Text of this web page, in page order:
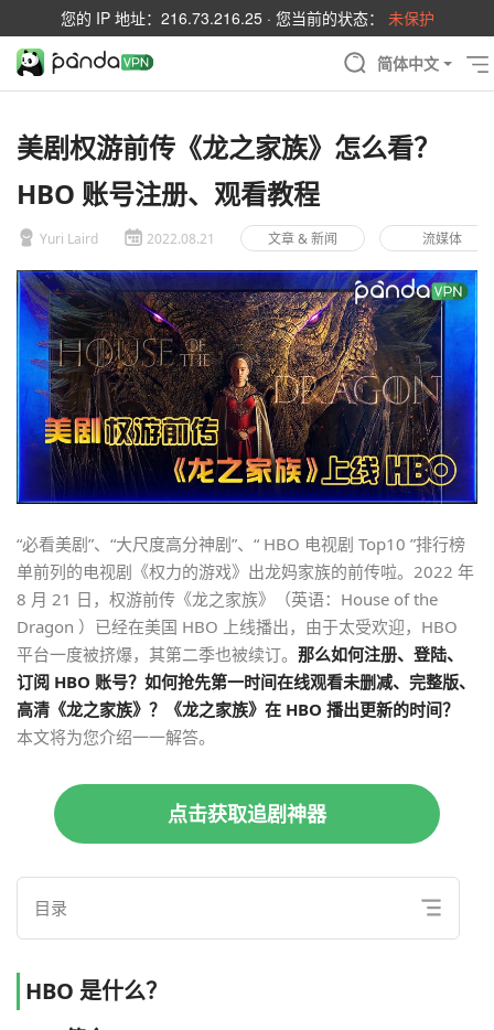
您的 IP 地址： 216.73.216.25 · 您当前的状态： 未保护
简体中文
美剧权游前传《龙之家族》怎么看？
HBO 账号注册、观看教程
Yuri Laird 2022.08.21 文章 & 新闻 流媒体
“必看美剧”、“大尺度高分神剧”、“ HBO 电视剧 Top10 ”排行榜
单前列的电视剧《权力的游戏》出龙妈家族的前传啦。2022 年
8 月 21 日，权游前传《龙之家族》（英语：House of the
Dragon ）已经在美国 HBO 上线播出，由于太受欢迎，HBO
平台一度被挤爆，其第二季也被续订。 那么如何注册、登陆、
订阅 HBO 账号？如何抢先第一时间在线观看未删减、完整版、
高清《龙之家族》？《龙之家族》在 HBO 播出更新的时间？
本文将为您介绍一一解答。
点击获取追剧神器
目录
HBO 是什么？